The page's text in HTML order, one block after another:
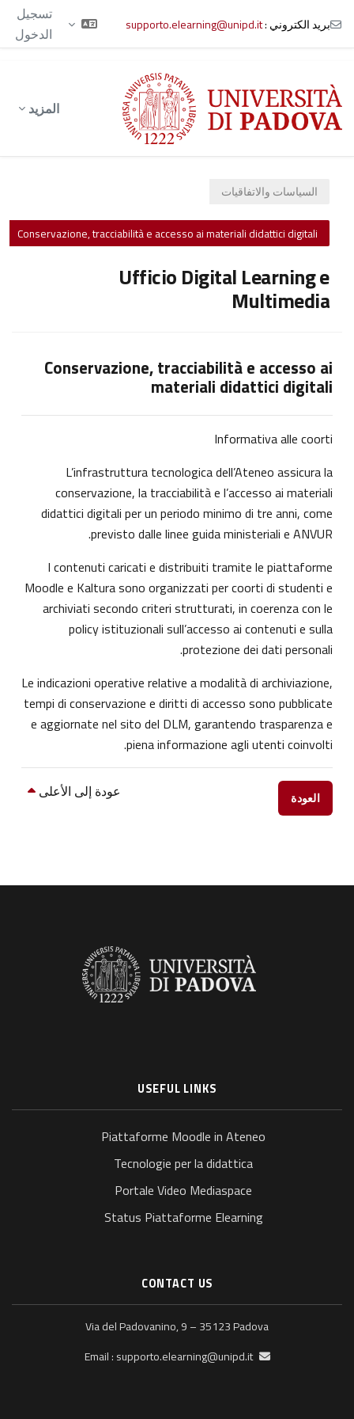
بريد الكتروني :supporto.elearning@unipd.it
تسجيل
الدخول
المزيد
السياسات والاتفاقيات
Conservazione, tracciabilità e accesso ai materiali didattici digitali
Ufficio Digital Learning e
Multimedia
Conservazione, tracciabilità e accesso ai
materiali didattici digitali
Informativa alle coorti
L’infrastruttura tecnologica dell’Ateneo assicura la
conservazione, la tracciabilità e l’accesso ai materiali
didattici digitali per un periodo minimo di tre anni, come
previsto dalle linee guida ministeriali e ANVUR.
I contenuti caricati e distribuiti tramite le piattaforme
Moodle e Kaltura sono organizzati per coorti di studenti e
archiviati secondo criteri strutturati, in coerenza con le
policy istituzionali sull’accesso ai contenuti e sulla
protezione dei dati personali.
Le indicazioni operative relative a modalità di archiviazione,
tempi di conservazione e diritti di accesso sono pubblicate
e aggiornate nel sito del DLM, garantendo trasparenza e
piena informazione agli utenti coinvolti.
العودة عودة إلى الأعلى
USEFUL LINKS
Piattaforme Moodle in Ateneo
Tecnologie per la didattica
Portale Video Mediaspace
Status Piattaforme Elearning
CONTACT US
Via del Padovanino, 9 – 35123 Padova
Email :
supporto.elearning@unipd.it